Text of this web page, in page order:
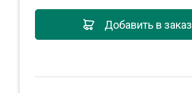
Добавить в заказ